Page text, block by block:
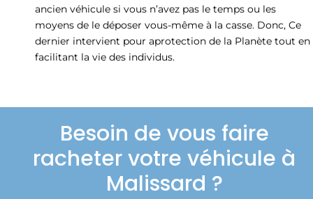
ancien véhicule si vous n’avez pas le temps ou les
moyens de le déposer vous-même à la casse. Donc, Ce
dernier intervient pour aprotection de la Planète tout en
facilitant la vie des individus.
Besoin de vous faire
racheter votre véhicule à
Malissard ?